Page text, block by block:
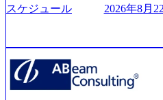
円を目指す日本にもなかなかな
ら黒字経営。年間130%成長
527843-d227-4df8-b86c-
age.googleapis.com/our-vision-
es/20251030164946_dc0888f6-
200x666.webp 年間100億円規
において非常に良質な顧客基盤
手掛けたプロジェクトは「フ
るグローバル化」「資生堂グ
ィアン・ウエストウッドの製
ンサルティング活動のみなら
社「ARISE analytics」を設立し
スケジュール
2026年8月